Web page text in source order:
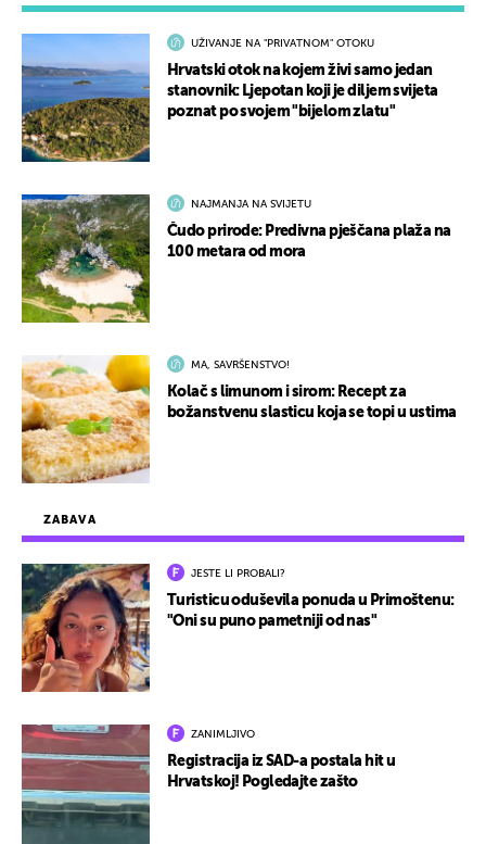
ZABAVA
JESTE LI PROBALI?
Turisticu oduševila ponuda u Primoštenu:
"Oni su puno pametniji od nas"
ZANIMLJIVO
Registracija iz SAD-a postala hit u
Hrvatskoj! Pogledajte zašto
UŽIVANJE NA "PRIVATNOM" OTOKU
Hrvatski otok na kojem živi samo jedan
stanovnik: Ljepotan koji je diljem svijeta
poznat po svojem "bijelom zlatu"
NAJMANJA NA SVIJETU
Čudo prirode: Predivna pješčana plaža na
100 metara od mora
MA, SAVRŠENSTVO!
Kolač s limunom i sirom: Recept za
božanstvenu slasticu koja se topi u ustima